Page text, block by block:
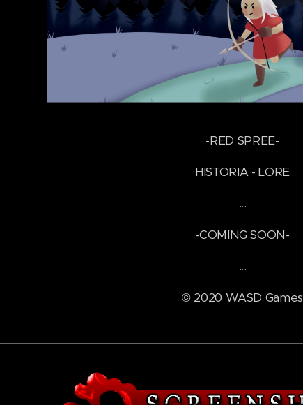
-RED SPREE-
HISTORIA - LORE
...
-COMING SOON-
...
© 2020 WASD Games